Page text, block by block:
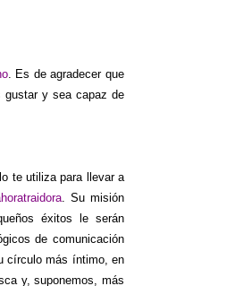
. Es de agradecer que
gustar y sea capaz de
te utiliza para llevar a
. Su misión
éxitos le serán
de comunicación
círculo más íntimo, en
y, suponemos, más